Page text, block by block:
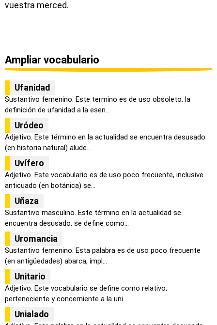
vuestra merced.
Ampliar vocabulario
Ufanidad
Sustantivo femenino. Este termino es de uso obsoleto, la
definición de ufanidad a la esen...
Uródeo
Adjetivo. Este término en la actualidad se encuentra desusado
(en historia natural) alude...
Uvífero
Adjetivo. Este vocabulario es de uso poco frecuente, inclusive
anticuado (en botánica) se...
Uñaza
Sustantivo masculino. Este término en la actualidad se
encuentra desusado, se define como...
Uromancia
Sustantivo femenino. Esta palabra es de uso poco frecuente
(en antigüedades) abarca, impl...
Unitario
Adjetivo. Este vocabulario se define como relativo,
perteneciente y concerniente a la uni...
Unialado